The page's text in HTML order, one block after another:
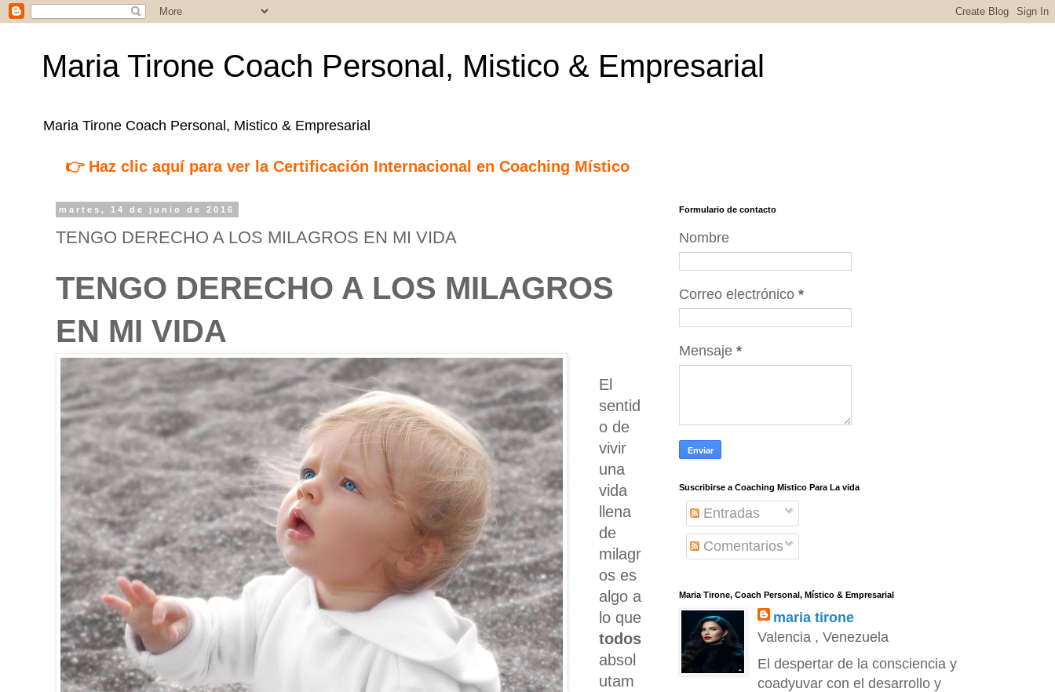
Maria Tirone Coach Personal, Mistico & Empresarial
Maria Tirone Coach Personal, Mistico & Empresarial
👉 Haz clic aquí para ver la Certificación Internacional en Coaching Místico
martes, 14 de junio de 2016
TENGO DERECHO A LOS MILAGROS EN MI VIDA
TENGO DERECHO A LOS MILAGROS
EN MI VIDA
El
sentid
o de
vivir
una
vida
llena
de
milagr
os es
algo a
lo que
todos
absol
utam
Formulario de contacto
Nombre
Correo electrónico *
Mensaje *
Suscribirse a Coaching Mistico Para La vida
Entradas
Comentarios
Maria Tirone, Coach Personal, Místico & Empresarial
maria tirone
Valencia , Venezuela
El despertar de la consciencia y
coadyuvar con el desarrollo y